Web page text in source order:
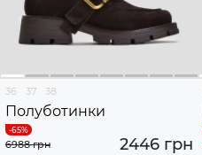
36 37 38
Полуботинки
2446 грн
6988 грн